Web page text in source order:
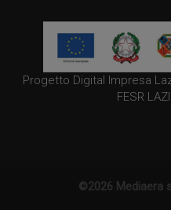
Progetto Digital Impresa
FESR
©2026 Mediaera